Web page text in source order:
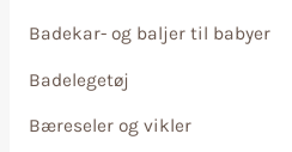
Badekar- og baljer til babyer
Badelegetøj
Bæreseler og vikler